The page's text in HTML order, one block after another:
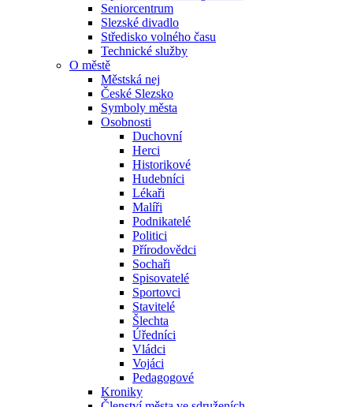
Seniorcentrum
Slezské divadlo
Středisko volného času
Technické služby
O městě
Městská nej
České Slezsko
Symboly města
Osobnosti
Duchovní
Herci
Historikové
Hudebníci
Lékaři
Malíři
Podnikatelé
Politici
Přírodovědci
Sochaři
Spisovatelé
Sportovci
Stavitelé
Šlechta
Úředníci
Vládci
Vojáci
Pedagogové
Kroniky